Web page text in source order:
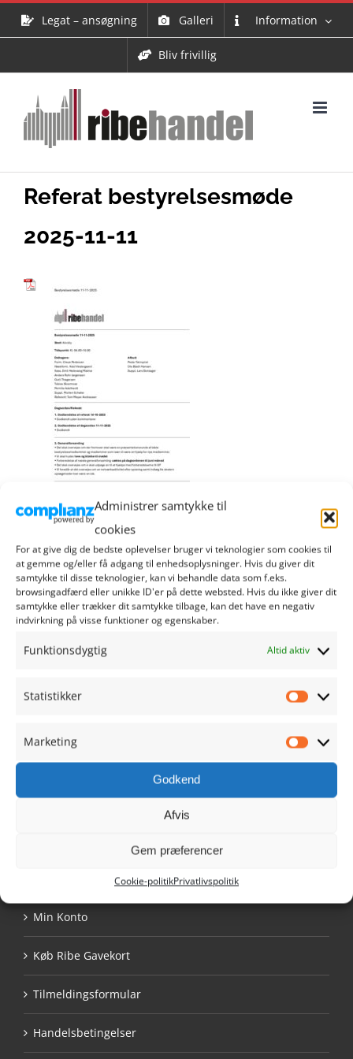
Administrer samtykke til
cookies
For at give dig de bedste oplevelser bruger vi teknologier som cookies til
at gemme og/eller få adgang til enhedsoplysninger. Hvis du giver dit
samtykke til disse teknologier, kan vi behandle data som f.eks.
browsingadfærd eller unikke ID'er på dette websted. Hvis du ikke giver dit
samtykke eller trækker dit samtykke tilbage, kan det have en negativ
indvirkning på visse funktioner og egenskaber.
Funktionsdygtig Altid aktiv
Statistikker
Marketing
Godkend
Afvis
Gem præferencer
Cookie-politikPrivatlivspolitik
Legat – ansøgning Galleri Information
Bliv frivillig
Referat bestyrelsesmøde
2025-11-11
RIBE HANDEL
info@ribehandel.dk
Min Konto
Køb Ribe Gavekort
Tilmeldingsformular
Handelsbetingelser